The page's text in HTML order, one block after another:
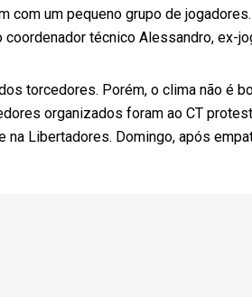
com um pequeno grupo de
técnico Alessandro, ex-
torcedores. Porém, o clima não é
organizados foram ao CT
Libertadores. Domingo, após